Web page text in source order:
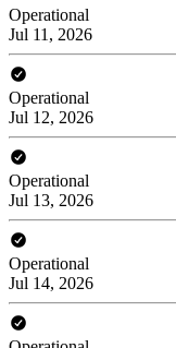
Operational
Jul 11, 2026
Operational
Jul 12, 2026
Operational
Jul 13, 2026
Operational
Jul 14, 2026